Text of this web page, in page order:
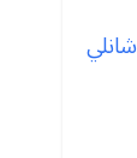
شانلي